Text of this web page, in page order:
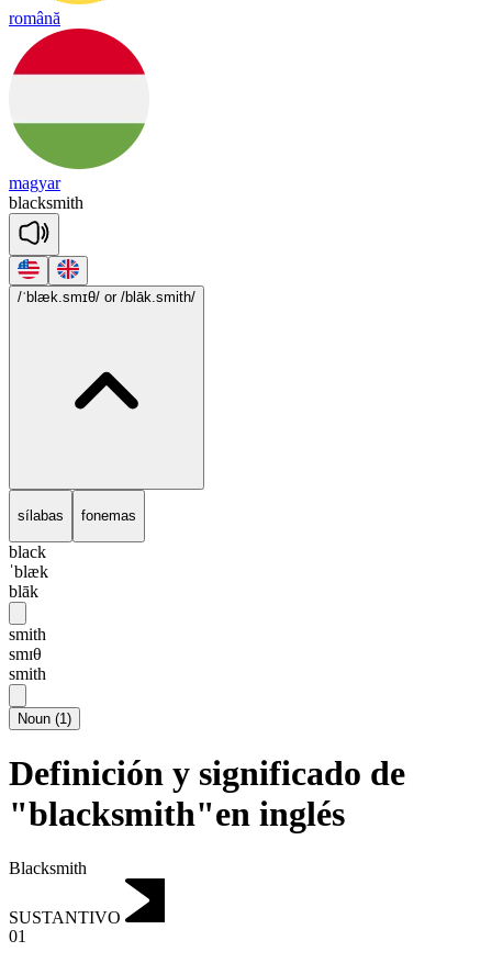
română
magyar
blacksmith
/ˈblæk.smɪθ/ or /blāk.smith/
sílabas fonemas
black
ˈblæk
blāk
smith
smɪθ
smith
Noun (1)
Definición y significado de
"blacksmith"en inglés
Blacksmith
SUSTANTIVO
01